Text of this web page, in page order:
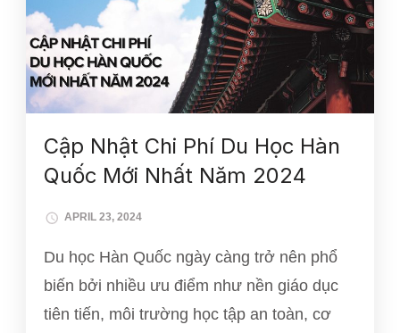
Cập Nhật Chi Phí Du Học Hàn
Quốc Mới Nhất Năm 2024
APRIL 23, 2024
Du học Hàn Quốc ngày càng trở nên phổ
biến bởi nhiều ưu điểm như nền giáo dục
tiên tiến, môi trường học tập an toàn, cơ